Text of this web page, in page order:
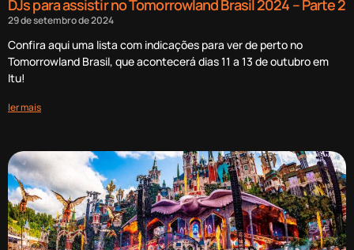
DJs para assistir no Tomorrowland Brasil 2024 – Parte 2
29 de setembro de 2024
Confira aqui uma lista com indicações para ver de perto no
Tomorrowland Brasil, que acontecerá dias 11 a 13 de outubro em
Itu!
ler mais